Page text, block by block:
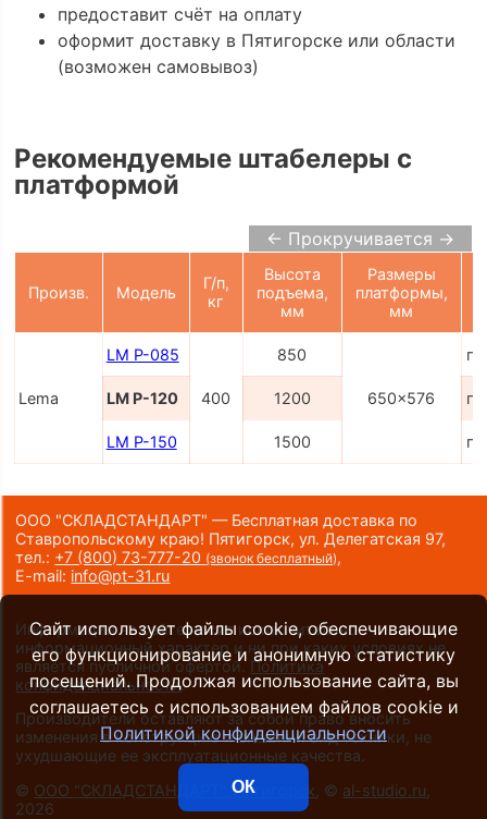
предоставит счёт на оплату
оформит доставку в Пятигорске или области
(возможен самовывоз)
Рекомендуемые штабелеры с
платформой
← Прокручивается →
Произв. Модель
Г/п,
кг
Высота
подъема,
мм
Размеры
платформы,
мм
Lema
LM P-085
400
850
650x576
LM P-120 1200
LM P-150 1500
ООО "СКЛАДСТАНДАРТ" — Бесплатная доставка по
Ставропольскому краю! Пятигорск, ул. Делегатская 97,
тел.: +7 (800) 73-777-20 (звонок бесплатный),
E-mail: info@pt-31.ru
Информация на сайте носит исключительно
информационный характер и ни при каких условиях не
является публичной офертой. Политика
конфиденциальности.
Производители оставляют за собой право вносить
изменения в конструкцию и внешний вид техники, не
ухудшающие ее эксплуатационные качества.
© ООО "СКЛАДСТАНДАРТ", Пятигорск , © al-studio.ru
2026
Сайт использует файлы cookie, обеспечивающие
его функционирование и анонимную статистику
посещений. Продолжая использование сайта, вы
соглашаетесь с использованием файлов cookie и
Политикой конфиденциальности
ОК